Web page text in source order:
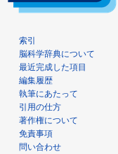
索引
脳科学辞典について
最近完成した項目
編集履歴
執筆にあたって
引用の仕方
著作権について
免責事項
問い合わせ